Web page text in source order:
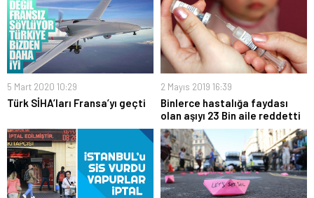
5 Mart 2020 10:29
Türk SİHA’ları Fransa’yı geçti
2 Mayıs 2019 16:39
Binlerce hastalığa faydası
olan aşıyı 23 Bin aile reddetti